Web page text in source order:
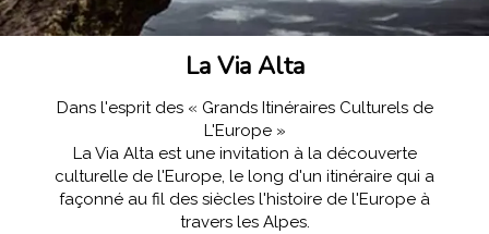
La Via Alta
Dans l'esprit des « Grands Itinéraires Culturels de
L'Europe »
La Via Alta est une invitation à la découverte
culturelle de l'Europe, le long d'un itinéraire qui a
façonné au fil des siècles l'histoire de l'Europe à
travers les Alpes.